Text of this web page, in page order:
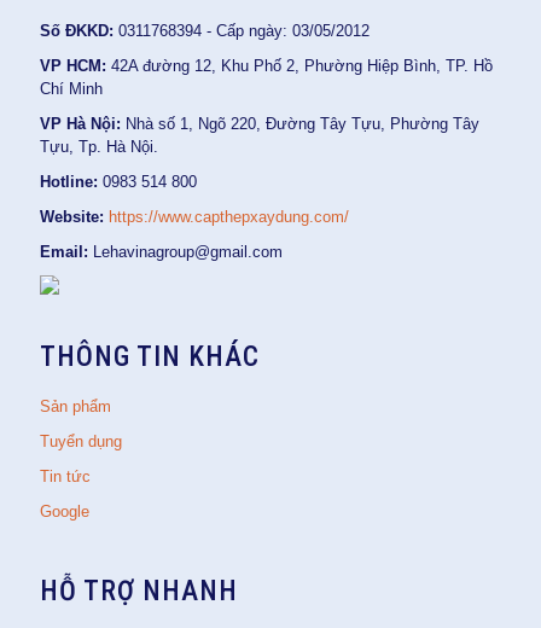
Số ĐKKD: 0311768394 - Cấp ngày: 03/05/2012
VP HCM: 42A đường 12, Khu Phố 2, Phường Hiệp Bình, TP. Hồ
Chí Minh
VP Hà Nội: Nhà số 1, Ngõ 220, Đường Tây Tựu, Phường Tây
Tựu, Tp. Hà Nội.
Hotline: 0983 514 800
Website: https://www.capthepxaydung.com/
Email: Lehavinagroup@gmail.com
THÔNG TIN KHÁC
Sản phẩm
Tuyển dụng
Tin tức
Google
HỖ TRỢ NHANH